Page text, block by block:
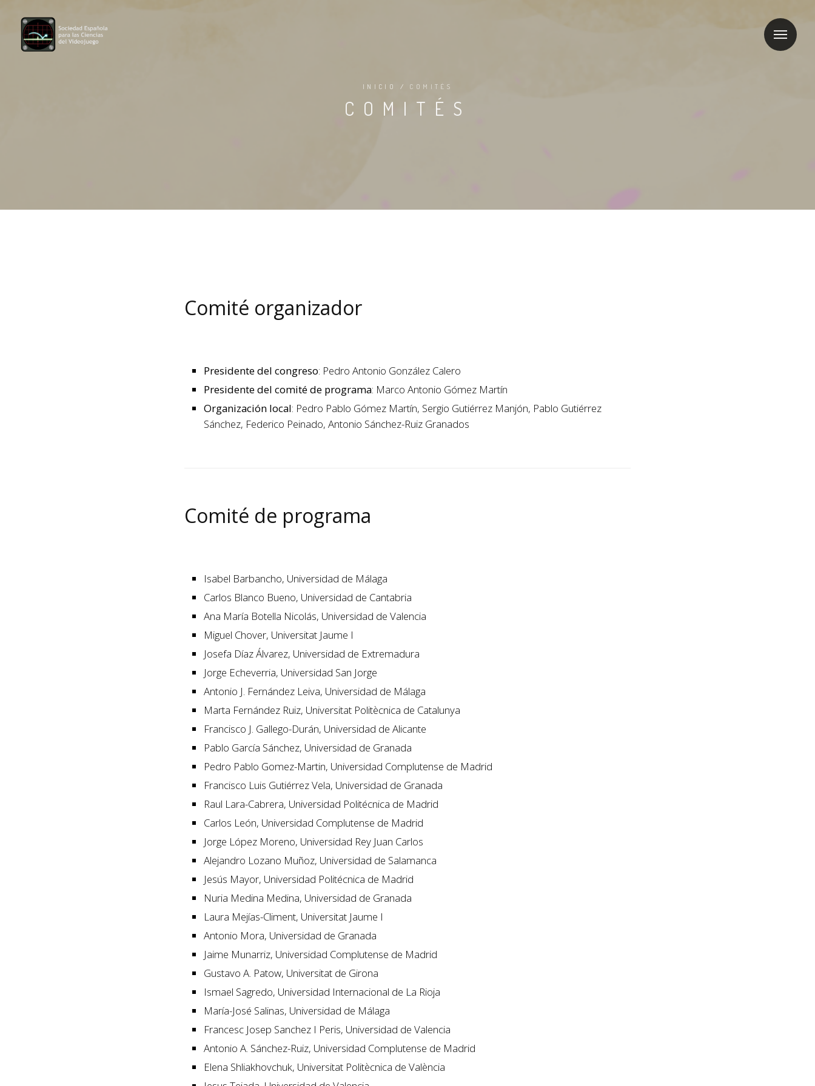
INICIO / COMITÉS
COMITÉS
Comité organizador
Presidente del congreso: Pedro Antonio González Calero
Presidente del comité de programa: Marco Antonio Gómez Martín
Organización local: Pedro Pablo Gómez Martín, Sergio Gutiérrez Manjón, Pablo Gutiérrez
Sánchez, Federico Peinado, Antonio Sánchez-Ruiz Granados
Comité de programa
Isabel Barbancho, Universidad de Málaga
Carlos Blanco Bueno, Universidad de Cantabria
Ana María Botella Nicolás, Universidad de Valencia
Miguel Chover, Universitat Jaume I
Josefa Díaz Álvarez, Universidad de Extremadura
Jorge Echeverria, Universidad San Jorge
Antonio J. Fernández Leiva, Universidad de Málaga
Marta Fernández Ruiz, Universitat Politècnica de Catalunya
Francisco J. Gallego-Durán, Universidad de Alicante
Pablo García Sánchez, Universidad de Granada
Pedro Pablo Gomez-Martin, Universidad Complutense de Madrid
Francisco Luis Gutiérrez Vela, Universidad de Granada
Raul Lara-Cabrera, Universidad Politécnica de Madrid
Carlos León, Universidad Complutense de Madrid
Jorge López Moreno, Universidad Rey Juan Carlos
Alejandro Lozano Muñoz, Universidad de Salamanca
Jesús Mayor, Universidad Politécnica de Madrid
Nuria Medina Medina, Universidad de Granada
Laura Mejías-Climent, Universitat Jaume I
Antonio Mora, Universidad de Granada
Jaime Munarriz, Universidad Complutense de Madrid
Gustavo A. Patow, Universitat de Girona
Ismael Sagredo, Universidad Internacional de La Rioja
María-José Salinas, Universidad de Málaga
Francesc Josep Sanchez I Peris, Universidad de Valencia
Antonio A. Sánchez-Ruiz, Universidad Complutense de Madrid
Elena Shliakhovchuk, Universitat Politècnica de València